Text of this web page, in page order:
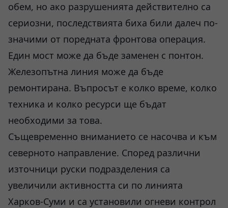
обем, но ако разрушенията действително са
сериозни, последствията биха били далеч по-
значими от поредната фронтова операция.
Един мост може да бъде заменен с понтон.
Железопътна линия може да бъде
ремонтирана. Въпросът е колко време, колко
техника и колко ресурси ще бъдат
необходими за това.
Същевременно вниманието се насочва и към
северното направление. Според различни
източници руски подразделения са
увеличили активността си по линията
Харков-Суми и са установили огневи контрол